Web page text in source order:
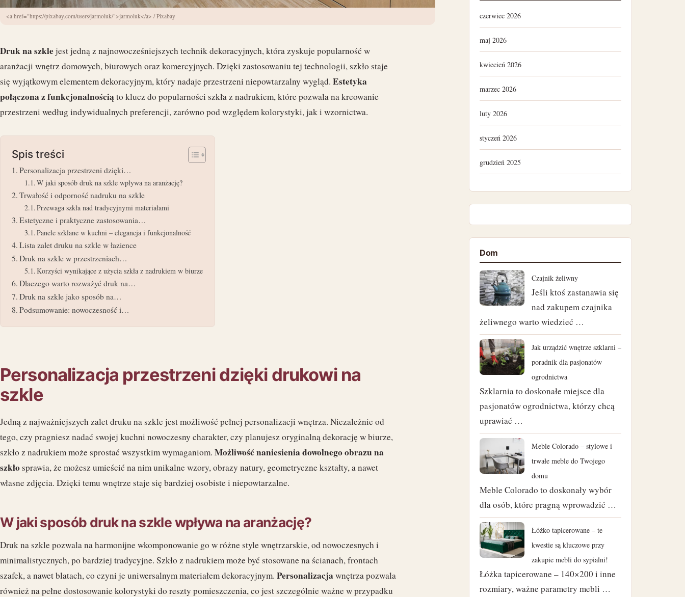
<a href="https://pixabay.com/users/jarmoluk/">jarmoluk</a> / Pixabay
Druk na szklejest jedną z najnowocześniejszych technik dekoracyjnych, która zyskuje popularność w
aranżacji wnętrz domowych, biurowych oraz komercyjnych. Dzięki zastosowaniu tej technologii, szkło staje
się wyjątkowym elementem dekoracyjnym, który nadaje przestrzeni niepowtarzalny wygląd. Estetyka
połączona z funkcjonalnością to klucz do popularności szkła z nadrukiem, które pozwala na kreowanie
przestrzeni według indywidualnych preferencji, zarówno pod względem kolorystyki, jak i wzornictwa.
Spis treści
Personalizacja przestrzeni dzięki…
W jaki sposób druk na szkle wpływa na aranżację?
Trwałość i odporność nadruku na szkle
Przewaga szkła nad tradycyjnymi materiałami
Estetyczne i praktyczne zastosowania…
Panele szklane w kuchni – elegancja i funkcjonalność
Lista zalet druku na szkle w łazience
Druk na szkle w przestrzeniach…
Korzyści wynikające z użycia szkła z nadrukiem w biurze
Dlaczego warto rozważyć druk na…
Druk na szkle jako sposób na…
Podsumowanie: nowoczesność i…
Personalizacja przestrzeni dzięki drukowi na
szkle
Jedną z najważniejszych zalet druku na szkle jest możliwość pełnej personalizacji wnętrza. Niezależnie od
tego, czy pragniesz nadać swojej kuchni nowoczesny charakter, czy planujesz oryginalną dekorację w biurze,
szkło z nadrukiem może sprostać wszystkim wymaganiom. Możliwość naniesienia dowolnego obrazu na
szkło sprawia, że możesz umieścić na nim unikalne wzory, obrazy natury, geometryczne kształty, a nawet
własne zdjęcia. Dzięki temu wnętrze staje się bardziej osobiste i niepowtarzalne.
W jaki sposób druk na szkle wpływa na aranżację?
Druk na szkle pozwala na harmonijne wkomponowanie go w różne style wnętrzarskie, od nowoczesnych i
minimalistycznych, po bardziej tradycyjne. Szkło z nadrukiem może być stosowane na ścianach, frontach
szafek, a nawet blatach, co czyni je uniwersalnym materiałem dekoracyjnym. Personalizacja wnętrza pozwala
również na pełne dostosowanie kolorystyki do reszty pomieszczenia, co jest szczególnie ważne w przypadku
czerwiec 2026
maj 2026
kwiecień 2026
marzec 2026
luty 2026
styczeń 2026
grudzień 2025
listopad 2024
październik 2024
wrzesień 2024
sierpień 2024
lipiec 2024
czerwiec 2024
kwiecień 2024
marzec 2024
luty 2024
listopad 2023
październik 2023
czerwiec 2023
marzec 2023
Dom
Czajnik żeliwny
Jeśli ktoś zastanawia się
nad zakupem czajnika
żeliwnego warto wiedzieć …
Jak urządzić wnętrze szklarni –
poradnik dla pasjonatów
ogrodnictwa
Szklarnia to doskonałe miejsce dla
pasjonatów ogrodnictwa, którzy chcą
uprawiać …
Meble Colorado – stylowe i
trwałe meble do Twojego
domu
Meble Colorado to doskonały wybór
dla osób, które pragną wprowadzić …
Łóżko tapicerowane – te
kwestie są kluczowe przy
zakupie mebli do sypialni!
Łóżka tapicerowane – 140×200 i inne
rozmiary, ważne parametry mebli …